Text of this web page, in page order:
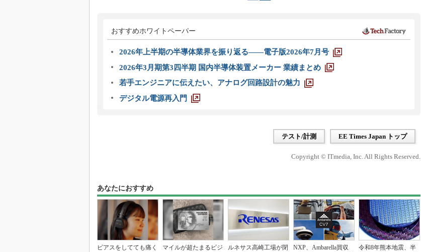
おすすめホワイトペーパー
2026年上半期の半導体業界を振り返る――電子版2026年7月号
2026年3月期第3四半期 国内半導体装置メーカー 業績まとめ
若手エンジニアに伝えたい、アナログ回路設計の魅力
デジタル電源再入門
テスト/計測 EE Times Japan トップ
Copyright © ITmedia, Inc. All Rights Reserved.
あなたにおすすめ
ピアスをしてても痛く
マイルが超たまるビジ
ルネサス高崎工場が閉
NXP、Ambarella買収
令和8年熊本地震、半